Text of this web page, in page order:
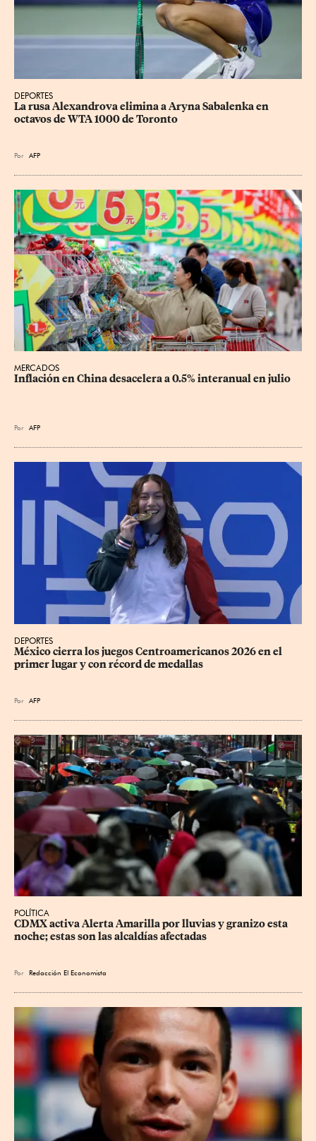
DEPORTES
La rusa Alexandrova elimina a Aryna Sabalenka en
octavos de WTA 1000 de Toronto
Por AFP
MERCADOS
Inflación en China desacelera a 0.5% interanual en julio
Por AFP
DEPORTES
México cierra los juegos Centroamericanos 2026 en el
primer lugar y con récord de medallas
Por AFP
POLÍTICA
CDMX activa Alerta Amarilla por lluvias y granizo esta
noche; estas son las alcaldías afectadas
Por Redacción El Economista